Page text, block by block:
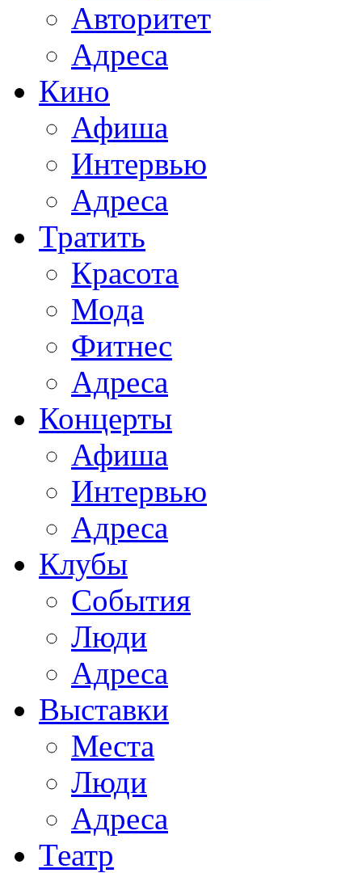
Авторитет
Адреса
Кино
Афиша
Интервью
Адреса
Тратить
Красота
Мода
Фитнес
Адреса
Концерты
Афиша
Интервью
Адреса
Клубы
События
Люди
Адреса
Выставки
Места
Люди
Адреса
Театр